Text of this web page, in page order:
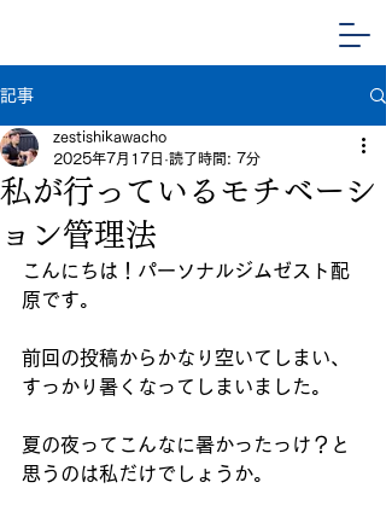
記事
私が行っているモチベーシ
ョン管理法
zestishikawacho
2025年7月17日 読了時間: 7分
こんにちは！パーソナルジムゼスト配
原です。
前回の投稿からかなり空いてしまい、
すっかり暑くなってしまいました。
夏の夜ってこんなに暑かったっけ？と
思うのは私だけでしょうか。